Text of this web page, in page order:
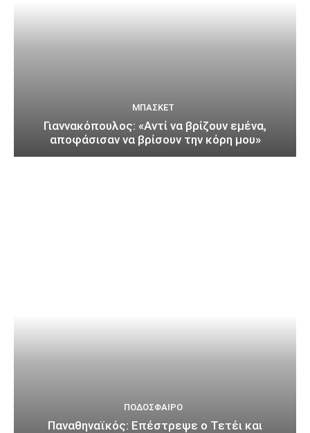
ΜΠΆΣΚΕΤ
Γιαννακόπουλος: «Αντί να βρίζουν εμένα,
αποφάσισαν να βρίσουν την κόρη μου»
ΠΟΔΌΣΦΑΙΡΟ
Παναθηναϊκός: Επέστρεψε ο Τετέι και